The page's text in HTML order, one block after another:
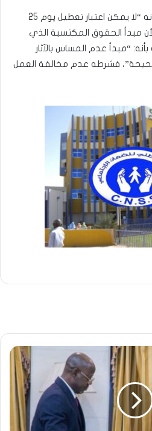
وشدد ولد مولاي اعل على أنه “لا يمكن اعتبار تعطيل يوم 25
مبدأ الحقوق المكتسبة الذي
“مبدأ عدم المساس بالآثار
فشرطه عدم مخالفة العمل